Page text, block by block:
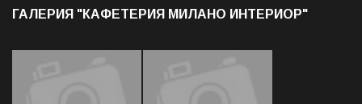
ГАЛЕРИЯ "КАФЕТЕРИЯ МИЛАНО ИНТЕРИОР"